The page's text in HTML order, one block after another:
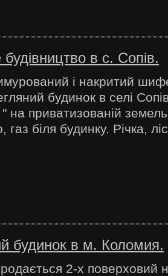
в с. Сопів.
і накритий
будинок в селі
на приватизованій
газ біля будинку. Річка,
будинок в м. Коломия.
2-х поверховий